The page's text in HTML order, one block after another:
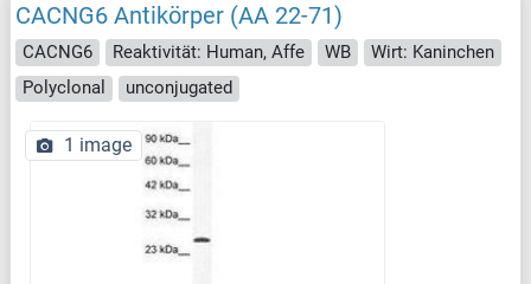
CACNG6 Antikörper (AA 22-71)
CACNG6 Reaktivität: Human, Affe WB
Wirt: Kaninchen
Polyclonal
unconjugated
1 image